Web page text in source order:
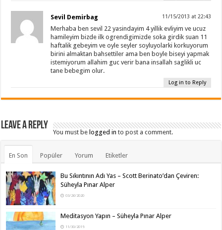
Sevil Demirbag 11/15/2013 at 22:43
Merhaba ben sevil 22 yasindayim 4 yillik evliyim ve ucuz
hamileyim bizde ilk ogrendigimizde soka girdik suan 11
haftalik gebeyim ve oyle seyler soyluyolarki korkuyorum
birini almaktan bahsettiler ama ben boyle biseyi yapmak
istemiyorum allahim guc verir bana insallah saglikli uc
tane bebegim olur.
Log in to Reply
Leave a Reply
You must be logged in to post a comment.
En Son Popüler Yorum Etiketler
Bu Sıkıntının Adı Yas – Scott Berinato’dan Çeviren:
Süheyla Pınar Alper
03/26/2020
Meditasyon Yapın – Süheyla Pınar Alper
11/30/2019